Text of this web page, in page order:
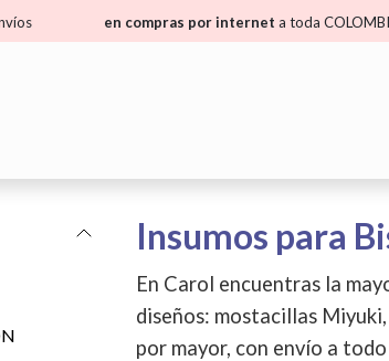
en compras por internet a toda
Insumos para
En Carol encuentras la
diseños: mostacillas
por mayor, con envío a